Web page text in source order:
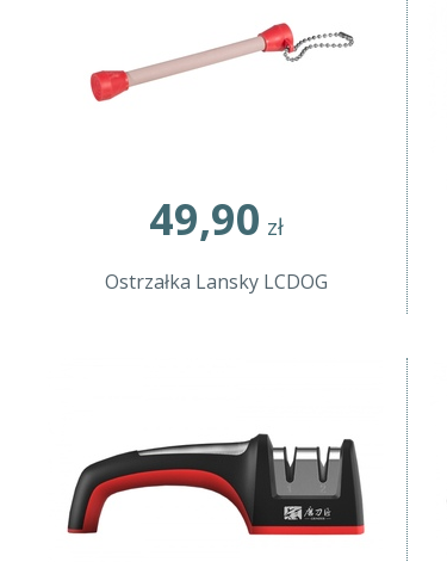
49,90 zł
Ostrzałka Lansky LCDOG